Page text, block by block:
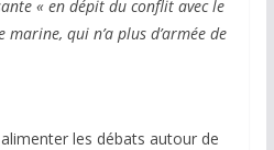
« en dépit du conflit avec le
marine, qui n’a plus d’armée de
les débats autour de